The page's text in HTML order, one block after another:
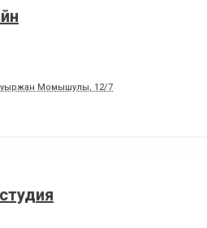
Момышулы, 12/7